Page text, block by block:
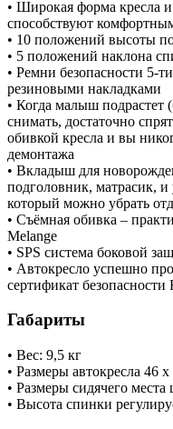
• Широкая форма кресла
способствуют
• 10 положений высоты
• 5 положений наклона
• Ремни безопасности 5-
резиновыми накладками
• Когда малыш подрастет
снимать, достаточно
обивкой кресла и вы
демонтажа
• Вкладыш для
подголовник, матрасик,
который можно убрать
• Съёмная обивка –
Melange
• SPS система боковой
• Автокресло успешно
сертификат безопасности
Габариты
• Вес: 9,5 кг
• Размеры автокресла 46
• Размеры сидячего
• Высота спинки